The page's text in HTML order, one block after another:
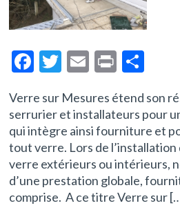
F
e
b
o
o
k
T
itt
er
E
ai
l
Pr
t
ta
g
er
Verre sur Mesures étend son
serrurier et installateurs pour
qui intègre ainsi fourniture et
tout verre. Lors de l’installation
verre extérieurs ou intérieurs,
d’une prestation globale,
comprise. A ce titre Verre sur